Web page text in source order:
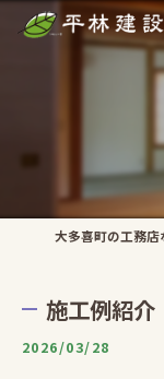
施工例紹介
2026/03/28